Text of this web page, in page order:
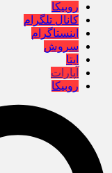
روبیکا
کانال تلگرام
اینستاگرام
سروش
ایتا
آپارات
روبیکا